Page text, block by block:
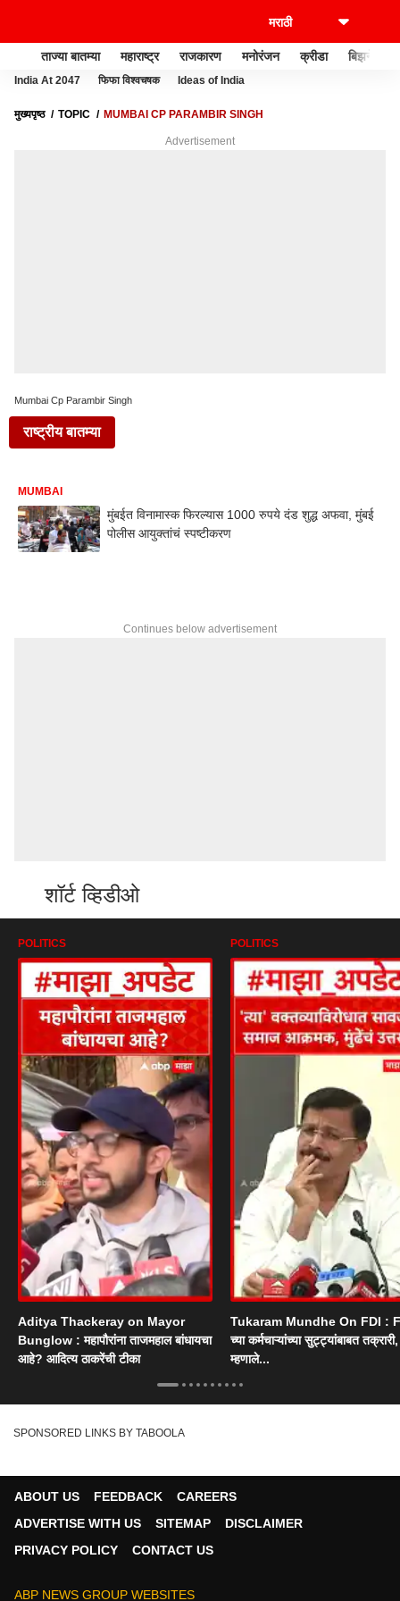
ताज्या बातम्या महाराष्ट्र राजकारण मनोरंजन क्रीडा बिझनेस
India At 2047 फिफा विश्वचषक Ideas of India
मुख्यपृष्ठ TOPIC MUMBAI CP PARAMBIR SINGH
Advertisement
Mumbai Cp Parambir Singh
राष्ट्रीय बातम्या
MUMBAI
मुंबईत विनामास्क फिरल्यास 1000 रुपये दंड शुद्ध अफवा, मुंबई
पोलीस आयुक्तांचं स्पष्टीकरण
Continues below advertisement
शॉर्ट व्हिडीओ
POLITICS
Aditya Thackeray on Mayor
Bunglow : महापौरांना ताजमहाल बांधायचा
आहे? आदित्य ठाकरेंची टीका
POLITICS
Tukaram Mundhe On FDI :
च्या कर्मचाऱ्यांच्या सुट्ट्यांबाबत
म्हणाले...
SPONSORED LINKS BY TABOOLA
ABOUT US FEEDBACK
CAREERS
ADVERTISE WITH US
SITEMAP
DISCLAIMER
PRIVACY POLICY
CONTACT US
ABP NEWS GROUP WEBSITES